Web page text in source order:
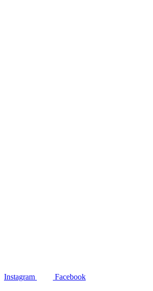
Instagram Facebook